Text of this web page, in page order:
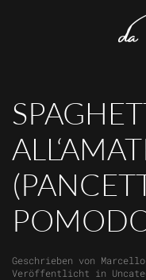
Skip to main
Geschrieben von
Veröffentlicht in